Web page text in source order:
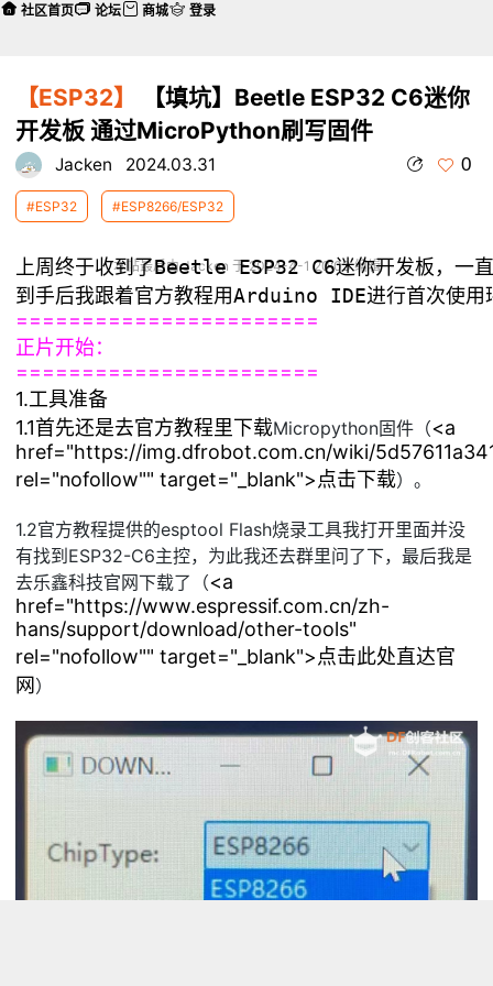
【ESP32】
【填坑】Beetle ESP32 C6迷你
开发板 通过MicroPython刷写固件
Jacken 2024.03.31 0
#ESP32 #ESP8266/ESP32
本帖最后由 Jacken 于 2024-4-1 20:03 编辑
上周终于收到了Beetle ESP32 C6迷你开发板，一
=======================
正片开始：
=======================
1.工具准备
1.1首先还是去官方教程里下载Micropython固件（<a
href="https://img.dfrobot.com.cn/wiki/
rel="nofollow"" target="_blank">点击下载）。
1.2官方教程提供的esptool Flash烧录工具我打开里面并没
有找到ESP32-C6主控，为此我还去群里问了下，最后我是
去乐鑫科技官网下载了（<a
href="https://www.espressif.com.cn/zh-
hans/support/download/other-tools"
rel="nofollow"" target="_blank">点击此处直达官
网 ）
社区首页 论坛 商城 登录